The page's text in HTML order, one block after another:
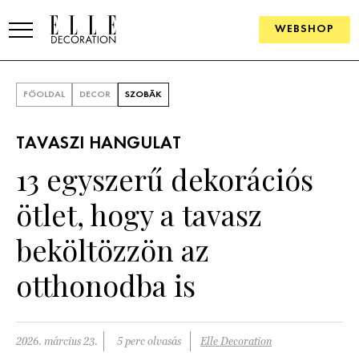
WEBSHOP
SZOBÁK
Konyha
Fürdőszoba
Nappali
Hálószoba
ÖTLETEK
Lakások
FŐOLDAL DECOR SZOBÁK
TAVASZI HANGULAT
13 egyszerű dekorációs
ötlet, hogy a tavasz
beköltözzön az
otthonodba is
2026. március 23. 5 perc olvasás Elle Decoration